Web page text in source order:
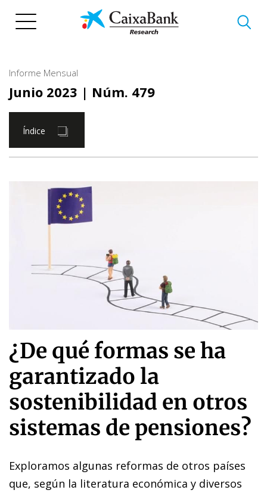
Informe Mensual
Junio 2023 | Núm. 479
Índice
¿De qué formas se ha
garantizado la
sostenibilidad en otros
sistemas de pensiones?
Exploramos algunas reformas de otros países
que, según la literatura económica y diversos